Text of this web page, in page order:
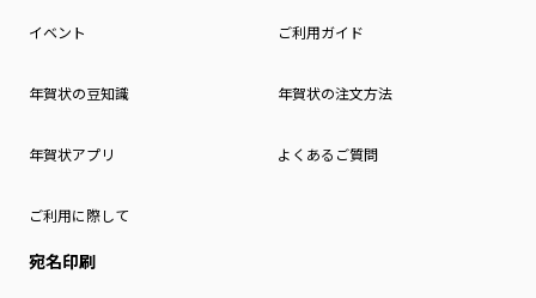
イベント ご利用ガイド
年賀状の豆知識 年賀状の注文方法
年賀状アプリ よくあるご質問
ご利用に際して
宛名印刷